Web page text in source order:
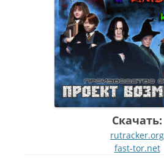
Скачать:
rutracker.org
fast-tor.net